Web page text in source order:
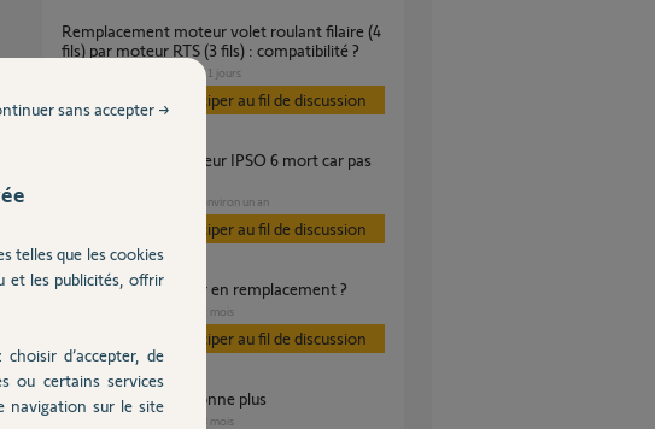
Remplacement moteur volet roulant filaire (4
fils) par moteur RTS (3 fils) : compatibilité ?
il y a 11 jours
Participer au fil de discussion
il y a environ un an
Participer au fil de discussion
Quel type de moteur en remplacement ?
il y a 2 mois
Participer au fil de discussion
volets qui ne fonctionne plus
il y a 8 mois
telles que les cookies
et les publicités, offrir
d’accepter, de
ou certains services
navigation sur le site
sans accepter →